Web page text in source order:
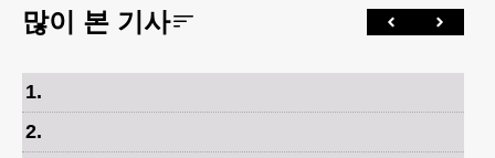
많이 본 기사
1.
2.